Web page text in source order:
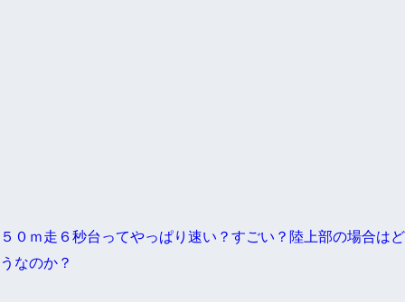
５０ｍ走６秒台ってやっぱり速い？すごい？陸上部の場合はど
うなのか？